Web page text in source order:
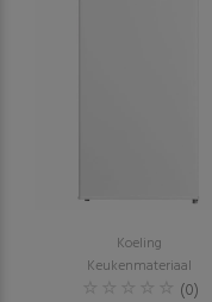
Koeling
Keukenmateriaal
(0)